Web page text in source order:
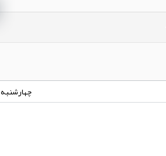
چهارشنبه 09 تیر 1400 - 00:00:00